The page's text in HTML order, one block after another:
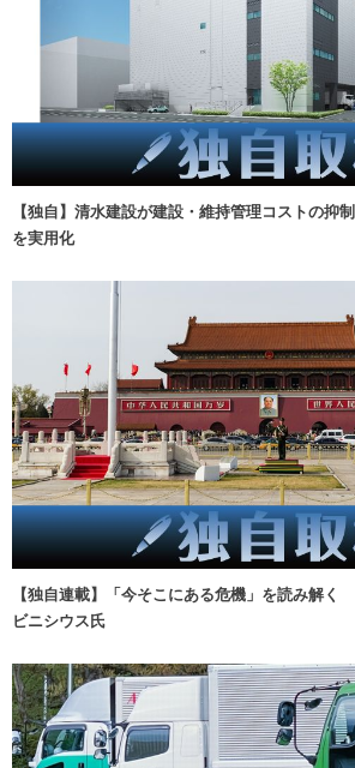
【独自】清水建設が建設・維持管理コストの抑
を実用化
【独自連載】「今そこにある危機」を読み解く
ビニシウス氏